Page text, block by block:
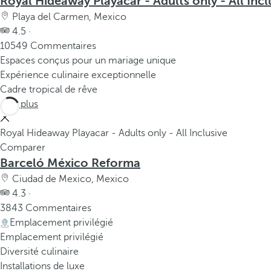
Playa del Carmen, Mexico
4.5 ·
10549 Commentaires
Espaces conçus pour un mariage unique
Expérience culinaire exceptionnelle
Cadre tropical de rêve
Voir plus
Royal Hideaway Playacar - Adults only - All Inclusive
Comparer
Barceló México Reforma
Ciudad de Mexico, Mexico
4.3 ·
3843 Commentaires
Emplacement privilégié
Emplacement privilégié
Diversité culinaire
Installations de luxe